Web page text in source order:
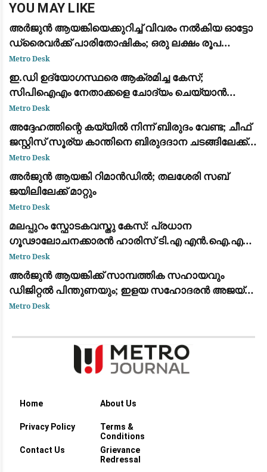
YOU MAY LIKE
അർജുൻ ആയങ്കിയെക്കുറിച്ച് വിവരം നൽകിയ ഓട്ടോ
ഡ്രൈവർക്ക് പാരിതോഷികം; ഒരു ലക്ഷം രൂപ
നൽകാമെന്ന് ഒരു വ്യക്തി അറിയിച്ചുവെന്ന് രമേശ്
ചെന്നിത്തല
Metro Desk
ഇ.ഡി ഉദ്യോഗസ്ഥരെ ആക്രമിച്ച കേസ്;
സിപിഐഎം നേതാക്കളെ ചോദ്യം ചെയ്യാൻ
പൊലീസ്
Metro Desk
അദ്ദേഹത്തിന്റെ കയ്യിൽ നിന്ന് ബിരുദം വേണ്ട; ചീഫ്
ജസ്റ്റിസ് സൂര്യ കാന്തിനെ ബിരുദദാന ചടങ്ങിലേക്ക്
ക്ഷണിച്ചതിനെതിരെ നൽസാർ വിദ്യാർഥികളുടെ
പ്രതിഷേധം
Metro Desk
അർജുൻ ആയങ്കി റിമാൻഡിൽ; തലശേരി സബ്
ജയിലിലേക്ക് മാറ്റും
Metro Desk
മലപ്പുറം സ്ഫോടകവസ്തു കേസ്: പ്രധാന
ഗൂഢാലോചനക്കാരൻ ഹാരിസ് ടി.എ എൻ.ഐ.എ
കസ്റ്റഡിയിൽ
Metro Desk
അർജുൻ ആയങ്കിക്ക് സാമ്പത്തിക സഹായവും
ഡിജിറ്റൽ പിന്തുണയും; ഇളയ സഹോദരൻ അജയ്
ആയങ്കി അറസ്റ്റിൽ
Metro Desk
Home About Us
Privacy Policy
Terms &
Conditions
Contact Us
Grievance
Redressal